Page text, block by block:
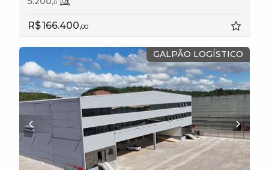
0
R$ 166.400,00
GALPÃO LOGÍSTICO